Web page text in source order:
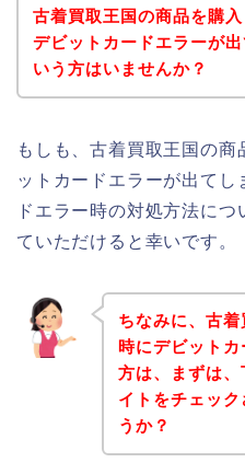
古着買取王国の商品を購入
デビットカードエラーが
いう方はいませんか？
もしも、古着買取王国の
ットカードエラーが出てし
ドエラー時の対処方法に
ていただけると幸いです。
ちなみに、古
時にデビット
方は、まずは
イトをチェッ
うか？